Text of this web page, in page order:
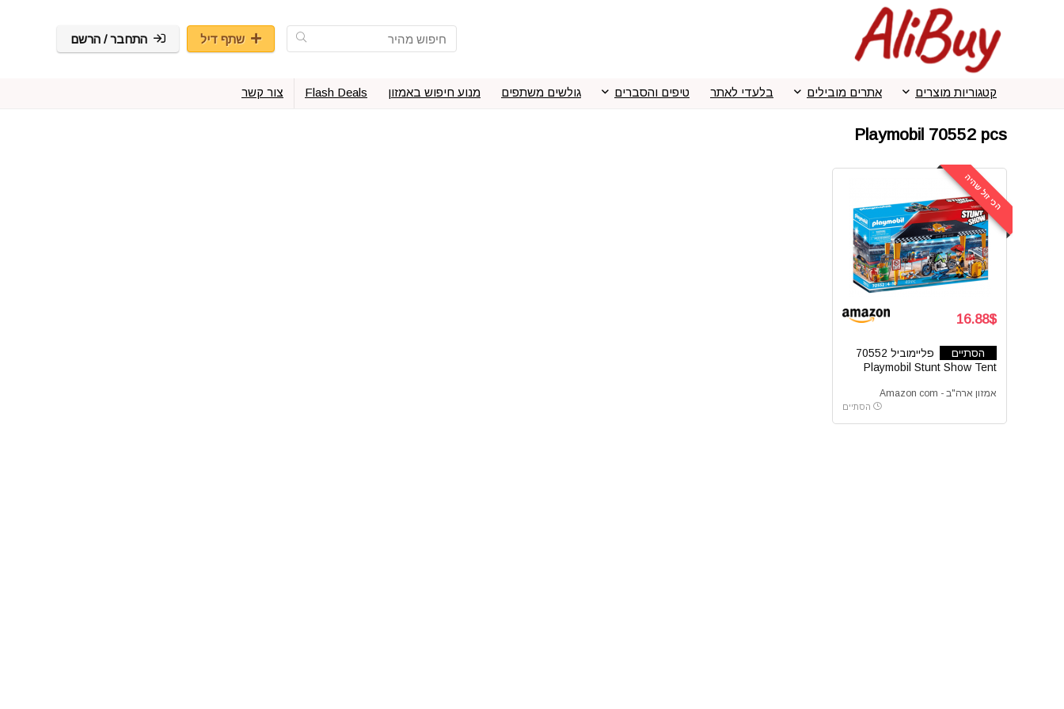
שתף דיל התחבר / הרשם
קטגוריות מוצרים אתרים מובילים בלעדי לאתר טיפים והסברים גולשים משתפים מנוע חיפוש באמזון Flash Deals צור קשר
Playmobil 70552 pcs
הכי זול שהיה
16.88$
הסתיים
פליימוביל 70552
Playmobil Stunt Show Tent
אמזון ארה"ב - Amazon com
הסתיים